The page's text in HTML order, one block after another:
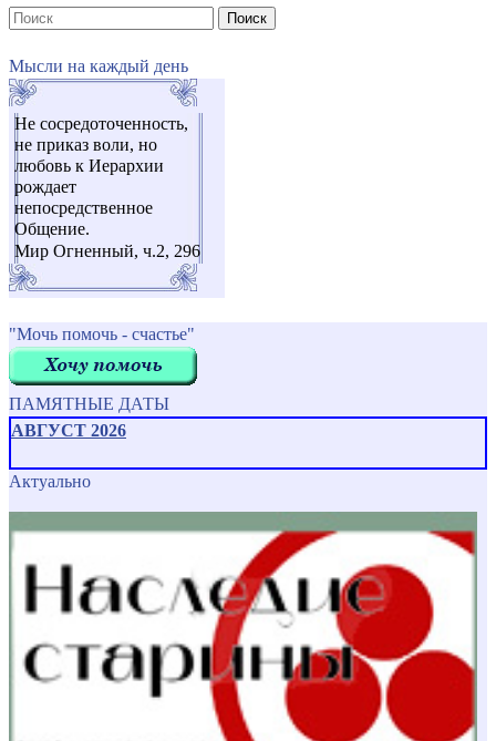
Поиск
Мысли на каждый день
Не сосредоточенность,
не приказ воли, но
любовь к Иерархии
рождает
непосредственное
Общение.
Мир Огненный, ч.2, 296
"Мочь помочь - счастье"
ПАМЯТНЫЕ ДАТЫ
АВГУСТ 2026
Актуально